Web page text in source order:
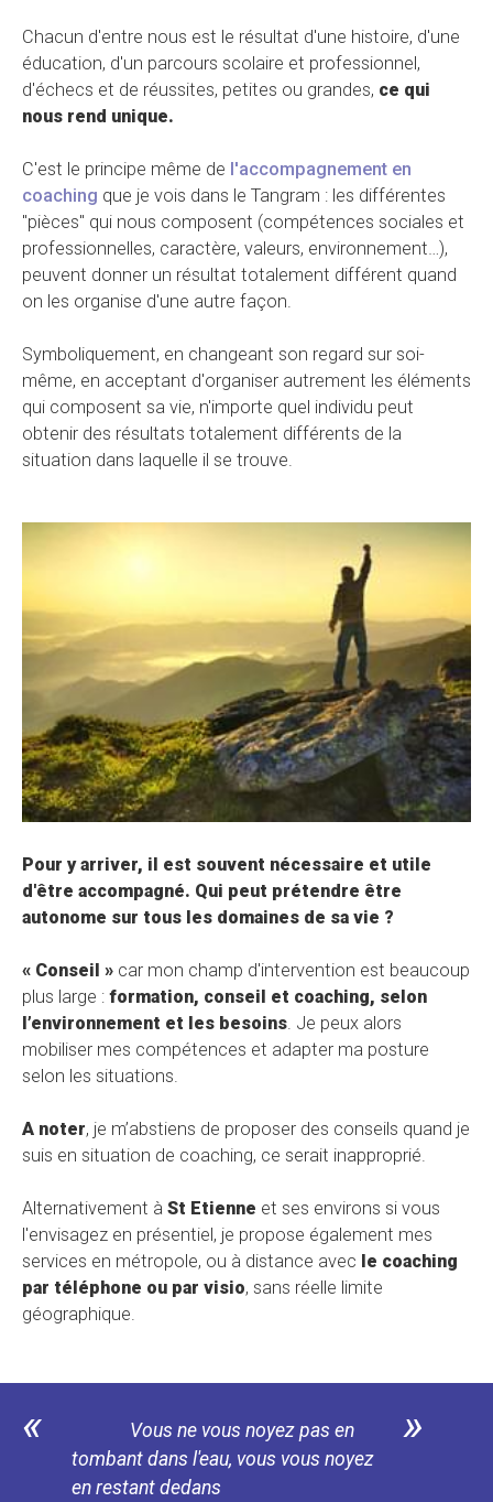
Chacun d'entre nous est le résultat d'une histoire, d'une
éducation, d'un parcours scolaire et professionnel,
d'échecs et de réussites, petites ou grandes, ce qui
nous rend unique.
C'est le principe même de l'accompagnement en
coaching que je vois dans le Tangram : les différentes
"pièces" qui nous composent (compétences sociales et
professionnelles, caractère, valeurs, environnement…),
peuvent donner un résultat totalement différent quand
on les organise d'une autre façon.
Symboliquement, en changeant son regard sur soi-
même, en acceptant d'organiser autrement les éléments
qui composent sa vie, n'importe quel individu peut
obtenir des résultats totalement différents de la
situation dans laquelle il se trouve.
Pour y arriver, il est souvent nécessaire et utile
d'être accompagné. Qui peut prétendre être
autonome sur tous les domaines de sa vie ?
« Conseil » car mon champ d'intervention est beaucoup
plus large : formation, conseil et coaching, selon
l’environnement et les besoins. Je peux alors
mobiliser mes compétences et adapter ma posture
selon les situations.
A noter, je m’abstiens de proposer des conseils quand je
suis en situation de coaching, ce serait inapproprié.
Alternativement à St Etienne et ses environs si vous
l'envisagez en présentiel, je propose également mes
services en métropole, ou à distance avec le coaching
par téléphone ou par visio, sans réelle limite
géographique.
«
Vous ne vous noyez pas en
tombant dans l'eau, vous vous noyez
en restant dedans
»